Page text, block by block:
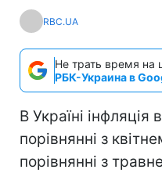
RBC.UA
Не трать время на
РБК-Украина в
В Україні інфляція
порівнянні з
порівнянні з